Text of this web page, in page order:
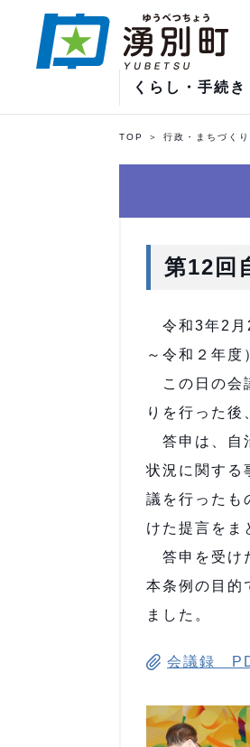
くらし・手続き
TOP 行政・まちづくり
第12回
令和3年2月
～令和２年度
この日の会
りを行った後
答申は、自
状況に関する
議を行ったも
けた提言をま
答申を受け
本条例の目的
ました。
会議録